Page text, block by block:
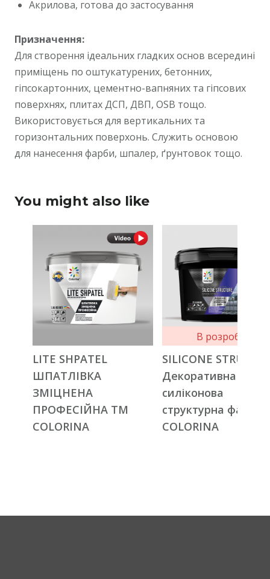
Акрилова, готова до застосування
Призначення:
Для створення ідеальних гладких основ всередині
приміщень по оштукатурених, бетонних,
гіпсокартонних, цементно-вапняних та гіпсових
поверхнях, плитах ДСП, ДВП, OSB тощо.
Використовується для вертикальних та
горизонтальних поверхонь. Служить основою
для нанесення фарби, шпалер, ґрунтовок тощо.
You might also like
LITE SHPATEL
ШПАТЛІВКА
ЗМІЦНЕНА
ПРОФЕСІЙНА ТМ
COLORINA
В розробці
SILICONE
Декоративна
силіконова
структурна фарба
COLORINA